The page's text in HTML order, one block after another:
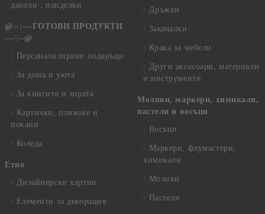
данели , панделки
@--:---ГОТОВИ ПРОДУКТИ
---:--@
Персанализирани подаръци
За дома и уюта
За книгите и хората
Картички, пликове и
покани
Коледа
Етно
Дизайнерски хартии
Елементи за декорация
Дръжки
Закачалки
Крака за мебели
Други аксесоари, материали
и инструменти
Моливи, маркери, химикали,
пастели и восъци
Восъци
Маркери, флумастери,
химикали
Моливи
Пастели